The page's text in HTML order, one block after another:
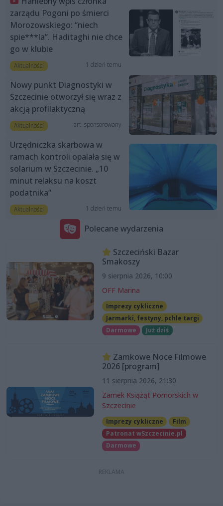
zarządu Pogoni po śmierci
Morozowskiego: “niech
spie***la”. Haditaghi nie chce
go w klubie
Aktualności 1 dzień temu
Nowy punkt Diagnostyki w
Szczecinie otworzył się wraz z
akcją profilaktyczną
Aktualności art. sponsorowany
Urzędniczka skarbowa w
ramach kontroli opalała się w
solarium w Szczecinie. „10
minut relaksu na koszt
podatnika”
Aktualności 1 dzień temu
Polecane wydarzenia
Szczeciński Bazar
Smakoszy
9 sierpnia 2026, 10:00
OFF Marina
Imprezy cykliczne
Jarmarki, festyny, pchle targi
Darmowe
Już dziś
Zamkowe Noce Filmowe
2026 [program]
11 sierpnia 2026, 21:30
Zamek Książąt Pomorskich w
Szczecinie
Imprezy cykliczne
Film
Patronat wSzczecinie.pl
Darmowe